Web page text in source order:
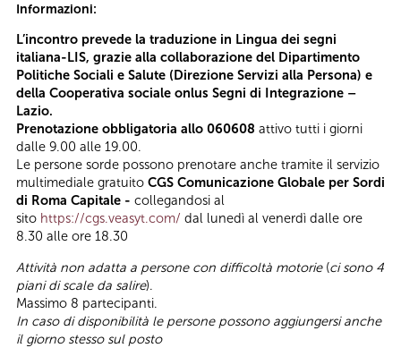
Informazioni:
L’incontro prevede la traduzione in Lingua dei segni
italiana-LIS, grazie alla collaborazione del Dipartimento
Politiche Sociali e Salute (Direzione Servizi alla Persona) e
della Cooperativa sociale onlus Segni di Integrazione –
Lazio.
Prenotazione obbligatoria allo 060608 attivo tutti i giorni
dalle 9.00 alle 19.00.
Le persone sorde possono prenotare anche tramite il servizio
multimediale gratuito CGS Comunicazione Globale per Sordi
di Roma Capitale - collegandosi al
sito https://cgs.veasyt.com/ dal lunedì al venerdì dalle ore
8.30 alle ore 18.30
Attività non adatta a persone con difficoltà motorie(ci sono 4
piani di scale da salire).
Massimo 8 partecipanti.
In caso di disponibilità le persone possono aggiungersi anche
il giorno stesso sul posto